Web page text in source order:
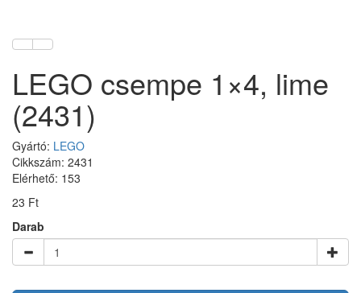
LEGO csempe 1×4, lime
(2431)
Gyártó: LEGO
Cikkszám: 2431
Elérhető: 153
23 Ft
Darab